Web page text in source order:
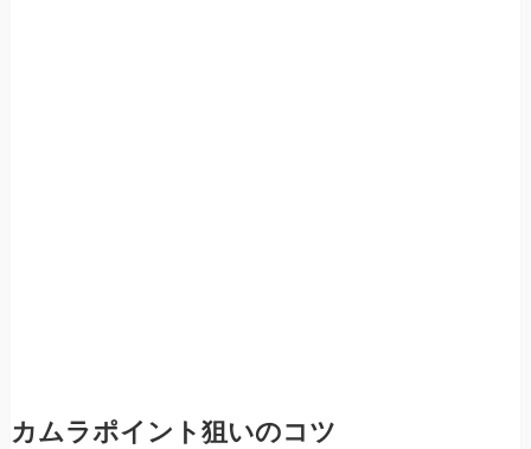
カムラポイント狙いのコツ